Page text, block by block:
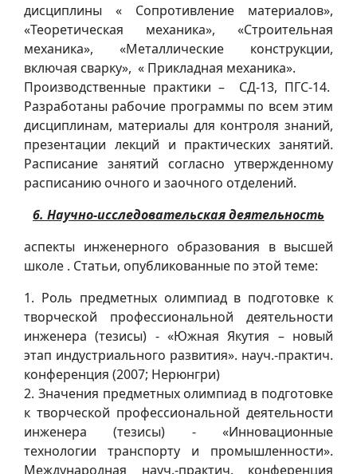
дисциплины « Сопротивление материалов»,
«Теоретическая механика», «Строительная
механика», «Металлические конструкции,
включая сварку», « Прикладная механика».
Производственные практики – СД-13, ПГС-14.
Разработаны рабочие программы по всем этим
дисциплинам, материалы для контроля знаний,
презентации лекций и практических занятий.
Расписание занятий согласно утвержденному
расписанию очного и заочного отделений.
6. Научно-исследовательская деятельность
аспекты инженерного образования в высшей
школе . Статьи, опубликованные по этой теме:
1. Роль предметных олимпиад в подготовке к
творческой профессиональной деятельности
инженера (тезисы) - «Южная Якутия – новый
этап индустриального развития». науч.-практич.
конференция (2007; Нерюнгри)
2. Значения предметных олимпиад в подготовке
к творческой профессиональной деятельности
инженера (тезисы) - «Инновационные
технологии транспорту и промышленности».
Международная науч.-практич. конференция